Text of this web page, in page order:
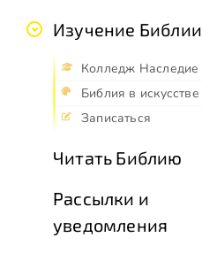
Изучение Библии
Колледж Наследие
Библия в искусстве
Записаться
Читать Библию
Рассылки и
уведомления